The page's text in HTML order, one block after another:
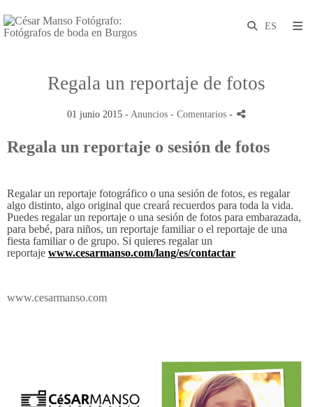
Regala un reportaje de fotos
01 junio 2015 - Anuncios - Comentarios -
Regala un reportaje o sesión de fotos
Regalar un reportaje fotográfico o una sesión de fotos, es regalar
algo distinto, algo original que creará recuerdos para toda la vida.
Puedes regalar un reportaje o una sesión de fotos para embarazada,
para bebé, para niños, un reportaje familiar o el reportaje de una
fiesta familiar o de grupo. Si quieres regalar un
reportaje www.cesarmanso.com/lang/es/contactar
www.cesarmanso.com